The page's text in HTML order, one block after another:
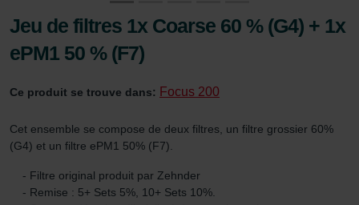
Jeu de filtres 1x Coarse 60 % (G4) + 1x
ePM1 50 % (F7)
Ce produit se trouve dans: Focus 200
Cet ensemble se compose de deux filtres, un filtre grossier 60%
(G4) et un filtre ePM1 50% (F7).
- Filtre original produit par Zehnder
- Remise : 5+ Sets 5%, 10+ Sets 10%.